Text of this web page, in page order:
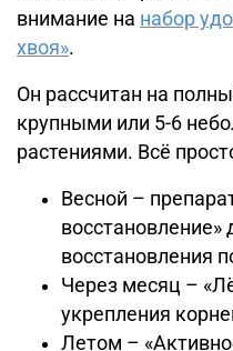
внимание на набор
хвоя».
Он рассчитан на
крупными или 5-6
растениями. Всё
Весной –
восстановление»
восстановления
Через месяц –
укрепления
Летом –